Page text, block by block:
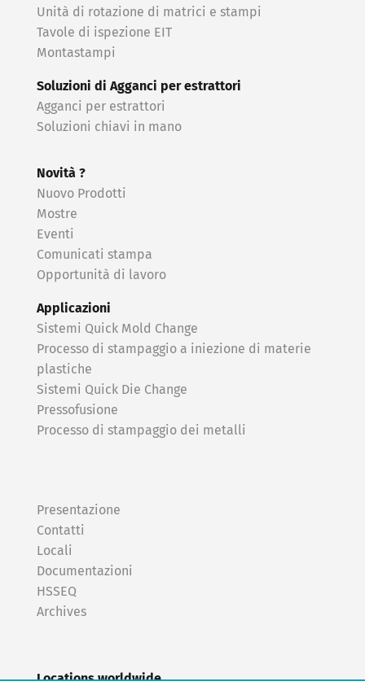
Unità di rotazione di matrici e stampi
Tavole di ispezione EIT
Montastampi
Soluzioni di Agganci per estrattori
Agganci per estrattori
Soluzioni chiavi in ​​mano
Novità ?
Nuovo Prodotti
Mostre
Eventi
Comunicati stampa
Opportunità di lavoro
Applicazioni
Sistemi Quick Mold Change
Processo di stampaggio a iniezione di materie
plastiche
Sistemi Quick Die Change
Pressofusione
Processo di stampaggio dei metalli
Presentazione
Contatti
Locali
Documentazioni
HSSEQ
Archives
Locations worldwide